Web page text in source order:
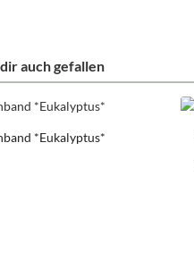
auch gefallen
überspringen
*Eukalyptus*